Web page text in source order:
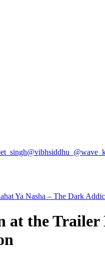
@vibhsiddhu_
Ya Nasha – The Dark
at the